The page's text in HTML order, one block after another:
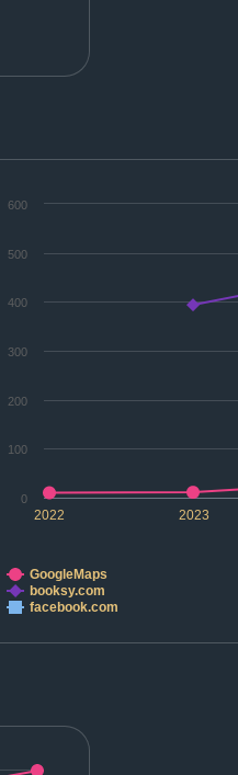
2022 2023
0
100
200
300
400
500
600
GoogleMaps
booksy.com
facebook.com